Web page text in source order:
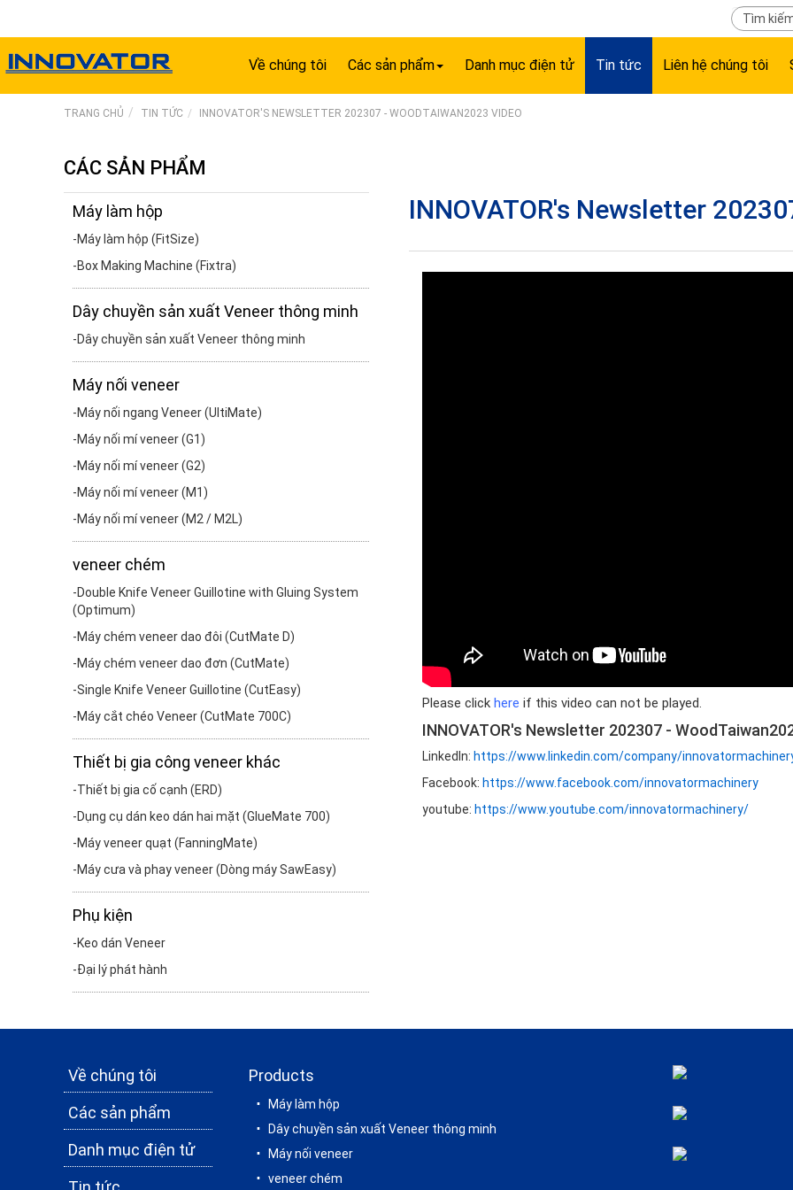
Về chúng tôi Các sản phẩm Danh mục điện tử Tin tức Liên hệ chúng tôi
CÁC SẢN PHẨM
Máy làm hộp
Máy làm hộp (FitSize)
Box Making Machine (Fixtra)
Dây chuyền sản xuất Veneer thông minh
Dây chuyền sản xuất Veneer thông minh
Máy nối veneer
Máy nối ngang Veneer (UltiMate)
Máy nối mí veneer (G1)
Máy nối mí veneer (G2)
Máy nối mí veneer (M1)
Máy nối mí veneer (M2 / M2L)
veneer chém
Double Knife Veneer Guillotine with Gluing System
(Optimum)
Máy chém veneer dao đôi (CutMate D)
Máy chém veneer dao đơn (CutMate)
Single Knife Veneer Guillotine (CutEasy)
Máy cắt chéo Veneer (CutMate 700C)
Thiết bị gia công veneer khác
Thiết bị gia cố cạnh (ERD)
Dụng cụ dán keo dán hai mặt (GlueMate 700)
Máy veneer quạt (FanningMate)
Máy cưa và phay veneer (Dòng máy SawEasy)
Phụ kiện
Keo dán Veneer
Đại lý phát hành
TRANG CHỦ TIN TỨC INNOVATOR'S NEWSLETTER 202307 - WOODTAIWAN2023 VIDEO
INNOVATOR's Newsletter
Please click here if this video can not be played.
INNOVATOR's Newsletter 202307 -
LinkedIn: https://www.linkedin.com/company/
Facebook: https://www.facebook.com/innovatormachinery
youtube: https://www.youtube.com/innovatormachinery/
Về chúng tôi
Các sản phẩm
Danh mục điện tử
Products
Máy làm hộp
Dây chuyền sản xuất Veneer thông minh
Máy nối veneer
veneer chém